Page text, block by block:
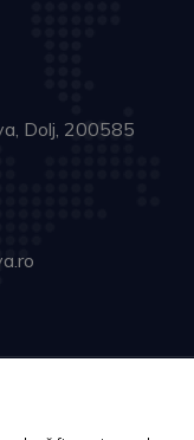
Dolj, 200585